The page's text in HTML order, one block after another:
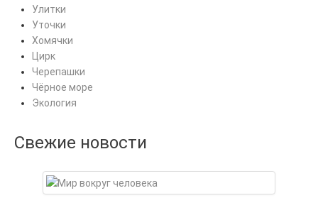
Улитки
Уточки
Хомячки
Цирк
Черепашки
Чёрное море
Экология
Свежие новости